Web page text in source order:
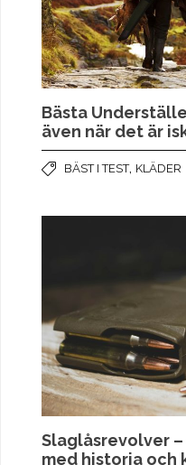
Bästa
även när det är
BÄST I TEST, KLÄDER
Slaglåsrevolver
med historia och